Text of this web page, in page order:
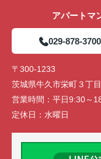
アパートマ
029-878-3700
〒300-1233
茨城県牛久市栄町３丁
営業時間： 平日9:30～
定休日： 水曜日